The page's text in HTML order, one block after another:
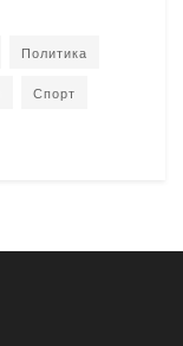
Политика
Спорт